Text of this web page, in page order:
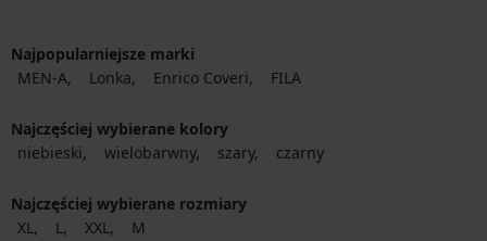
Najpopularniejsze marki
MEN-A
Lonka Enrico Coveri FILA
Najczęściej wybierane kolory
niebieski
wielobarwny szary czarny
Najczęściej wybierane rozmiary
XL
L XXL M